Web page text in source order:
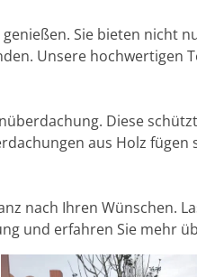
Sie bieten nicht
Unsere hochwertigen
Diese
aus Holz
nach Ihren Wünschen.
und erfahren Sie mehr